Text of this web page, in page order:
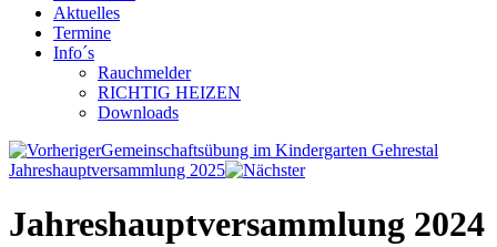
Aktuelles
Termine
Info´s
Rauchmelder
RICHTIG HEIZEN
Downloads
Gemeinschaftsübung im Kindergarten Gehrestal
Jahreshauptversammlung 2025
Jahreshauptversammlung 2024